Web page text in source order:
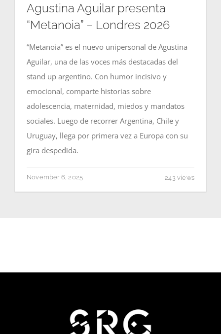
Agustina Aguilar presenta
“Metanoia” – Londres 2026
“Metanoia” es el nuevo unipersonal de Agustina
Aguilar, una de las voces más destacadas del
stand up argentino. Con humor incisivo y
emocional, comparte historias sobre
adolescencia, maternidad, miedos y mandatos
sociales. Luego de recorrer Argentina, Chile y
Uruguay, llega por primera vez a Europa con su
gira despedida.
November 6, 2025 243 views